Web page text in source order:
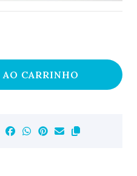
CARRINHO